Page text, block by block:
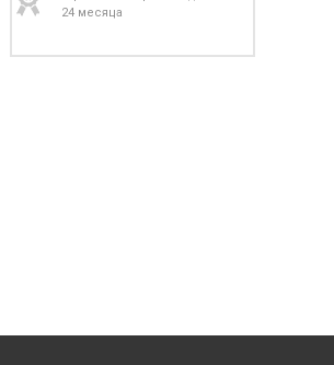
24 месяца